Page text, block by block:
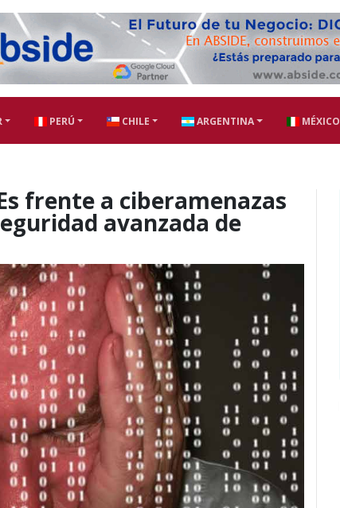
PERÚ CHILE ARGENTINA MÉXICO
frente a ciberamenazas
avanzada de